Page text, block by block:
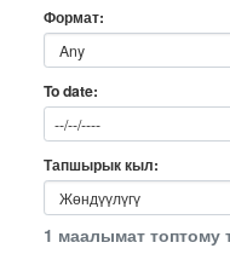
Формат
To date
Тапшырык кыл
1 маалымат